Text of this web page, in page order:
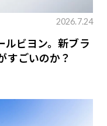
2026.7.24
ルビヨン。新ブラ
すごいのか？